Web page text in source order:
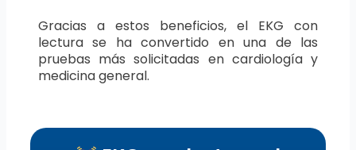
Gracias a estos beneficios, el EKG con
lectura se ha convertido en una de las
pruebas más solicitadas en cardiología y
medicina general.